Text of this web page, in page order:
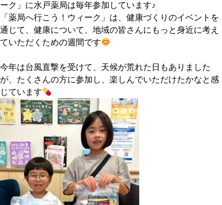
ーク」に水戸薬局は毎年参加しています♪
「薬局へ行こう！ウィーク」は、健康づくりのイベントを
通じて、健康について、地域の皆さんにもっと身近に考え
ていただくための週間です
今年は台風直撃を受けて、天候が荒れた日もありました
が、たくさんの方に参加し、楽しんでいただけたかなと感
じています